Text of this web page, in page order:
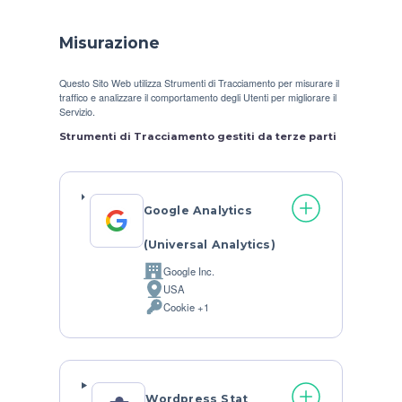
Misurazione
Questo Sito Web utilizza Strumenti di Tracciamento per misurare il
traffico e analizzare il comportamento degli Utenti per migliorare il
Servizio.
Strumenti di Tracciamento gestiti da terze parti
Google Analytics
(Universal Analytics)
Azienda:Google Inc.
Luogo
del
USA
Dati
trattati:
Cookie +1
Wordpress Stat